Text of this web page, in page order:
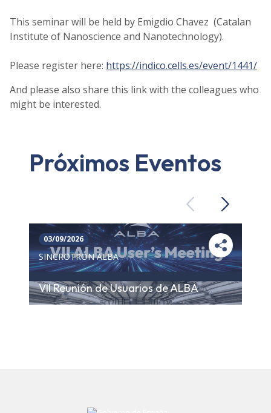
This seminar will be held by Emigdio Chavez (Catalan
Institute of Nanoscience and Nanotechnology).
Please register here: https://indico.cells.es/event/1441/
And please also share this link with the colleagues who
might be interested.
Próximos Eventos
PreviousNext
03/09/2026
SINCROTRÓN ALBA
VII Reunión de Usuarios de ALBA